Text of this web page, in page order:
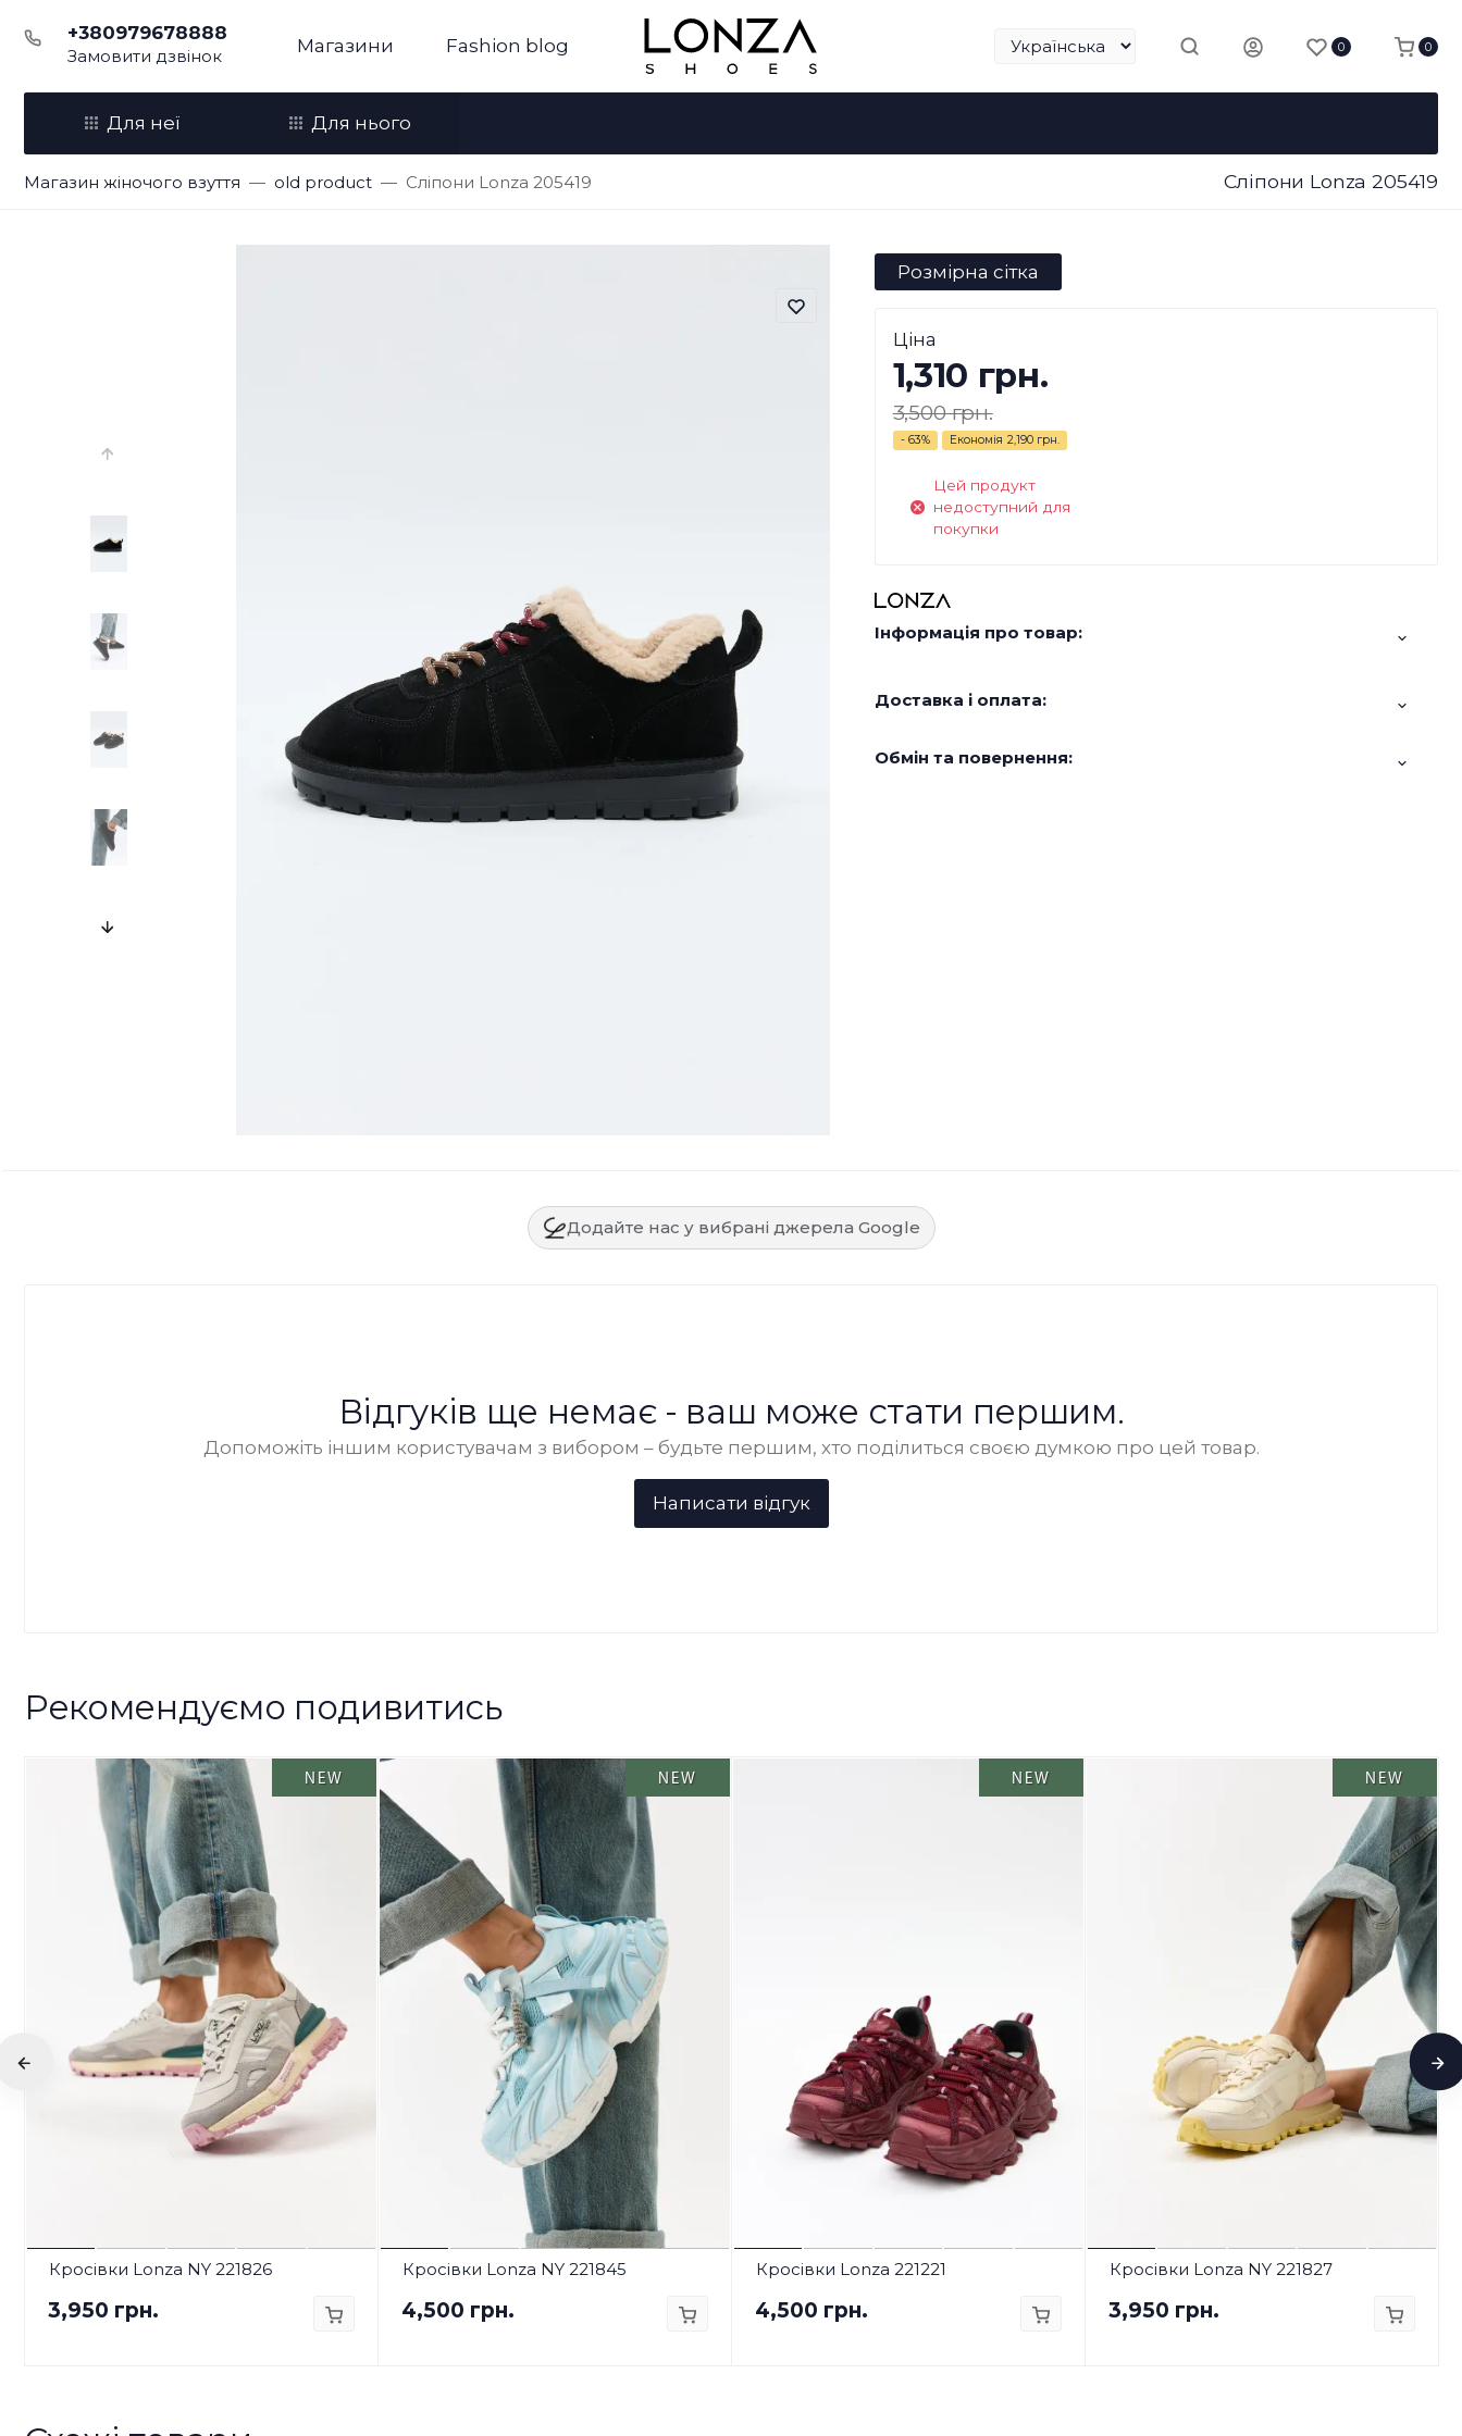
+380979678888
Замовити дзвінок Магазини Fashion blog 0 0
Для неї Для нього
Магазин жіночого взуття old product Сліпони Lonza 205419 Сліпони Lonza 205419
Розмірна сітка
Ціна
1,310 грн.
3,500 грн.
- 63% Економія 2,190 грн.
Цей продукт
недоступний для
покупки
Інформація про товар:
Доставка і оплата:
Обмін та повернення:
Додайте нас у вибрані джерела Google
Відгуків ще немає - ваш може стати першим.
Допоможіть іншим користувачам з вибором – будьте першим, хто поділиться своєю думкою про цей товар.
Рекомендуємо подивитись
NEW
Кросівки Lonza NY 221826
3,950 грн.
NEW
Кросівки Lonza NY 221845
4,500 грн.
NEW
Кросівки Lonza 221221
4,500 грн.
NEW
Кросівки Lonza NY 221827
3,950 грн.